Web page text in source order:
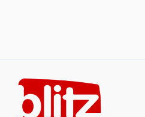
content